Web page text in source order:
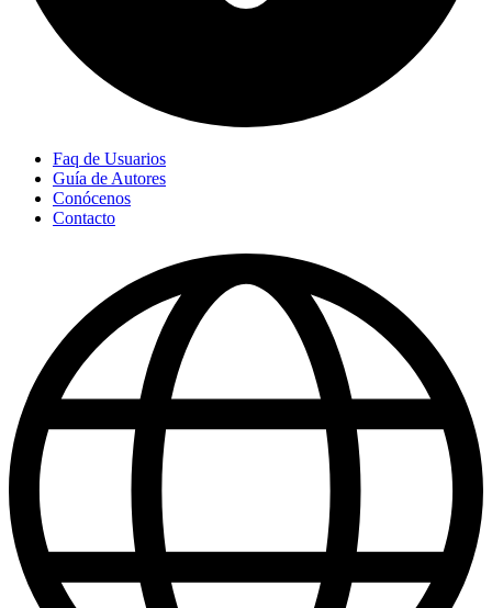
Faq de Usuarios
Guía de Autores
Conócenos
Contacto